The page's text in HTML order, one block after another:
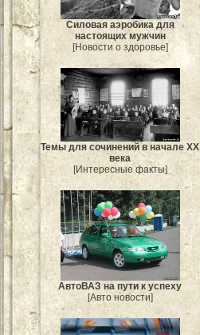
Силовая аэробика для
настоящих мужчин
[Новости о здоровье]
Темы для сочинений в начале XX
века
[Интересные факты]
АвтоВАЗ на пути к успеху
[Авто новости]